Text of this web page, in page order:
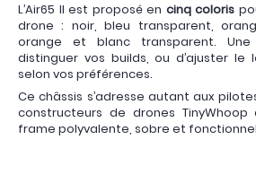
L’Air65 II est proposé en cinq coloris
drone : noir, bleu transparent,
orange et blanc transparent.
distinguer vos builds, ou d’ajuster le
selon vos préférences.
Ce châssis s’adresse autant aux
constructeurs de drones TinyWhoop
frame polyvalente, sobre et